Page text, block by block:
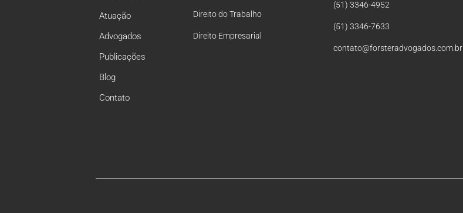
Atuação
Advogados
Publicações
Blog
Contato
Direito do Trabalho
Direito Empresarial
(51) 3346-4952
(51) 3346-7633
contato@forsteradvogados.com.br